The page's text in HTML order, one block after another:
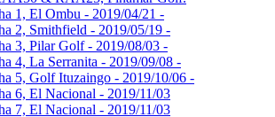
1, El Ombu - 2019/04/21 -
2, Smithfield - 2019/05/19 -
3, Pilar Golf - 2019/08/03 -
4, La Serranita - 2019/09/08 -
5, Golf Ituzaingo - 2019/10/06 -
6, El Nacional - 2019/11/03
7, El Nacional - 2019/11/03